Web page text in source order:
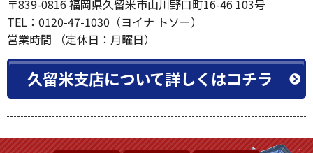
久留米支店
〒839-0816 福岡県久留米市山川野口町16-46 103号
TEL：0120-47-1030（ヨイナ トソー）
営業時間 （定休日：月曜日）
久留米支店について詳しくはコチラ